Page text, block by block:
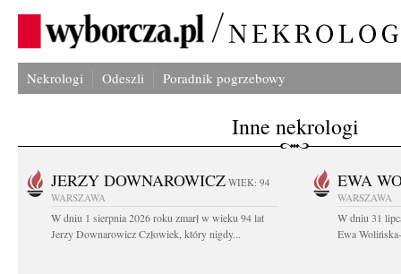
Nekrologi Odeszli Poradnik pogrzebowy
Inne nekrologi
JERZY DOWNAROWICZ WIEK: 94
WARSZAWA
W dniu 1 sierpnia 2026 roku zmarł w wieku 94 lat
Jerzy Downarowicz Człowiek, który nigdy...
EWA
WARSZAWA
W dniu 31
Ewa